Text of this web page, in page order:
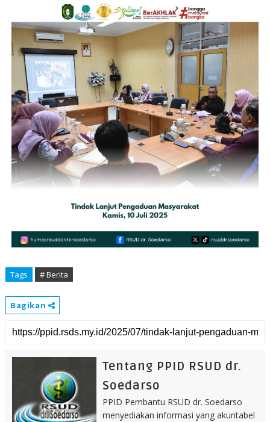
Tags # Berita
Bagikan
Tentang PPID RSUD dr.
Soedarso
PPID Pembantu RSUD dr. Soedarso
menyediakan informasi yang akuntabel